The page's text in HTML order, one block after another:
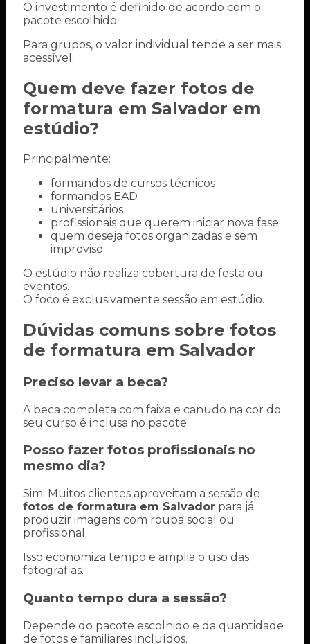
O investimento é definido de acordo com o
pacote escolhido.
Para grupos, o valor individual tende a ser mais
acessível.
Quem deve fazer fotos de
formatura em Salvador em
estúdio?
Principalmente:
formandos de cursos técnicos
formandos EAD
universitários
profissionais que querem iniciar nova fase
quem deseja fotos organizadas e sem
improviso
O estúdio não realiza cobertura de festa ou
eventos.
O foco é exclusivamente sessão em estúdio.
Dúvidas comuns sobre fotos
de formatura em Salvador
Preciso levar a beca?
A beca completa com faixa e canudo na cor do
seu curso é inclusa no pacote.
Posso fazer fotos profissionais no
mesmo dia?
Sim. Muitos clientes aproveitam a sessão de
fotos de formatura em Salvador para já
produzir imagens com roupa social ou
profissional.
Isso economiza tempo e amplia o uso das
fotografias.
Quanto tempo dura a sessão?
Depende do pacote escolhido e da quantidade
de fotos e familiares incluídos.